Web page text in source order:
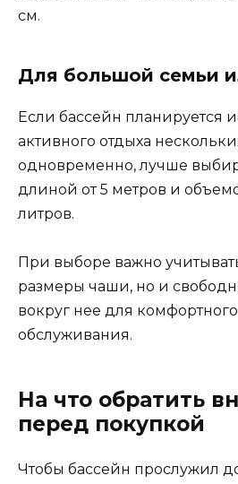
см.
Для большой семьи
Если бассейн планируется
активного отдыха
одновременно, лучше
длиной от 5 метров и
литров.
При выборе важно
размеры чаши, но и
вокруг нее для
обслуживания.
На что обратить
перед покупкой
Чтобы бассейн прослужил